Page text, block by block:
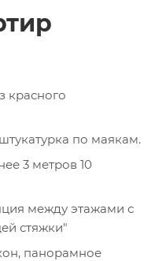
красного
по маякам.
3 метров 10
между этажами с
стяжки"
панорамное